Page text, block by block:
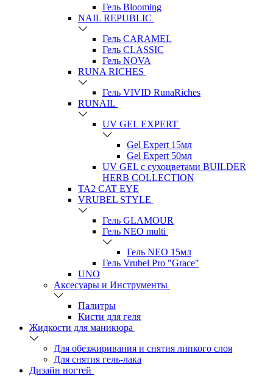
Гель Blooming
NAIL REPUBLIC
Гель CARAMEL
Гель CLASSIC
Гель NOVA
RUNA RICHES
Гель VIVID RunaRiches
RUNAIL
UV GEL EXPERT
Gel Expert 15мл
Gel Expert 50мл
UV GEL с сухоцветами BUILDER
HERB COLLECTION
TA2 CAT EYE
VRUBEL STYLE
Гель GLAMOUR
Гель NEO multi
Гель NEO 15мл
Гель Vrubel Pro "Grace"
UNO
Аксесуары и Инструменты
Палитры
Кисти для геля
Жидкости для маникюра
Для обезжиривания и снятия липкого слоя
Для снятия гель-лака
Дизайн ногтей